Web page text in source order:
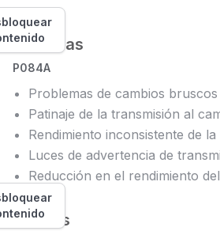
Síntomas
P084A
Problemas de cambios
Patinaje de la transmisión al
Rendimiento inconsistente de
Luces de advertencia de
Reducción en el rendimiento
Causas